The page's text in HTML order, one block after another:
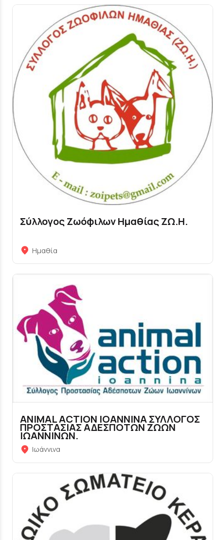
Σύλλογος Ζωόφιλων Ημαθίας ΖΩ.Η.
Ημαθία
ANIMAL ACTION IOANNINA ΣΥΛΛΟΓΟΣ
ΠΡΟΣΤΑΣΙΑΣ ΑΔΕΣΠΟΤΩΝ ΖΩΩΝ
ΙΩΑΝΝΙΝΩΝ.
Ιωάννινα